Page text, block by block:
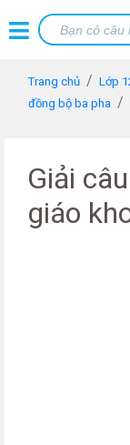
Trang chủ Lớp
đồng bộ ba pha
Giải
giáo